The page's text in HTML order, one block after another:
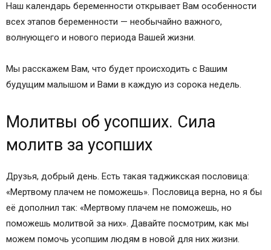
Наш календарь беременности открывает Вам особенности
всех этапов беременности — необычайно важного,
волнующего и нового периода Вашей жизни.
Мы расскажем Вам, что будет происходить с Вашим
будущим малышом и Вами в каждую из сорока недель.
Молитвы об усопших. Сила
молитв за усопших
Друзья, добрый день. Есть такая таджикская пословица:
«Мертвому плачем не поможешь». Пословица верна, но я бы
её дополнил так: «Мертвому плачем не поможешь, но
поможешь молитвой за них». Давайте посмотрим, как мы
можем помочь усопшим людям в новой для них жизни.